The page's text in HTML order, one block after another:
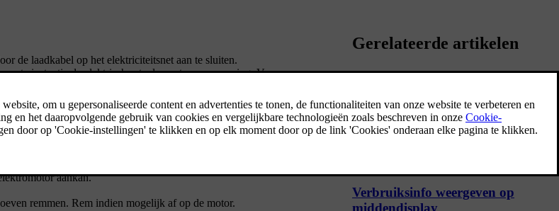
de laadkabel op het elektriciteitsnet aan te sluiten.
instantie de elektrische stoel- en stuurverwarming. Verwarm
informeer bij een erkende Volvo-dealer naar passende banden.
het verbruik.
aankan.
remmen. Rem indien mogelijk af op de motor.
Gerelateerde artikelen
Een juiste bandenspanning is een hulpmiddel
voor een betere rijstabiliteit, een lager
Verbruiksinfo weergeven op
middendisplay